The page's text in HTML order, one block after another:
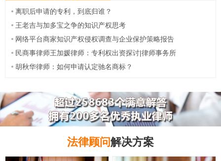
离职后申请的专利，到底归谁？
王老吉与加多宝之争的知识产权思考
网络平台商家知识产权侵权调查与企业保护策略报告
民商事律师王加媛律师：专利权出资探讨|律师事务所
胡秋华律师：如何申请认定驰名商标？
法律顾问解决方案